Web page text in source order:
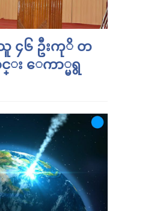
၄၆ ဦးကုိ တ
င္း ေကာ္မရွ